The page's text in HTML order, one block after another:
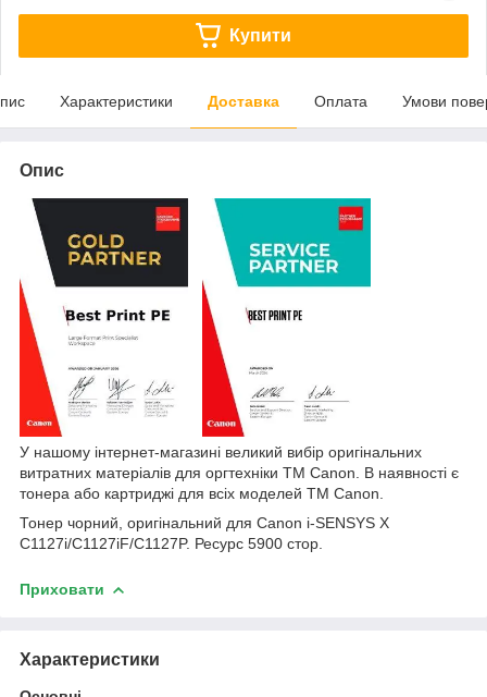
Купити
Характеристики Доставка Оплата Умови
Опис
У нашому інтернет-магазині великий вибір оригінальних
витратних матеріалів для оргтехніки TM Canon . В наявності є
тонера або картриджі для всіх моделей TM Canon
Тонер чорний, оригінальний для Canon i-SENSYS X
C1127i/C1127iF/C1127P. Ресурс 5900 стор.
Приховати
Характеристики